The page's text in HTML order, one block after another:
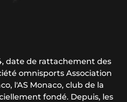
date de rattachement des
omnisports Association
l'AS Monaco, club de la
fondé. Depuis, les